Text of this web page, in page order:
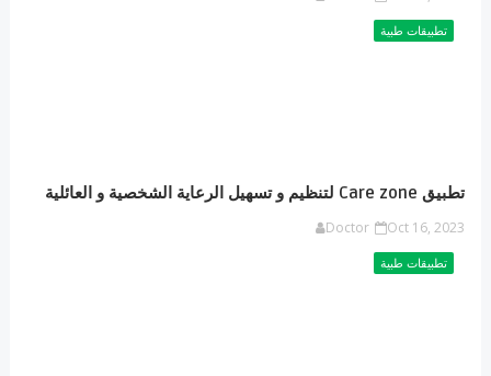
تطبيقات طبية
تطبيق Care zone لتنظيم و تسهيل الرعاية الشخصية و العائلية
Doctor Oct 16, 2023
تطبيقات طبية